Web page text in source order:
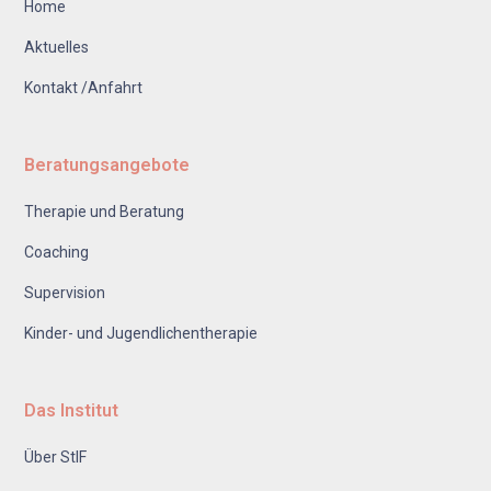
Home
Aktuelles
Kontakt /Anfahrt
Beratungsangebote
Therapie und Beratung
Coaching
Supervision
Kinder- und Jugendlichentherapie
Das Institut
Über StIF